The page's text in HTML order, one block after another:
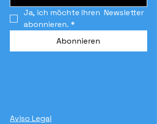
Ja, ich möchte Ihren  Newsletter
abonnieren. *
Abonnieren
Aviso Legal